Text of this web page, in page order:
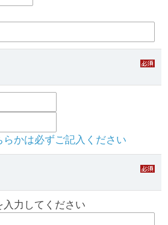
かは必ずご記入ください
力してください